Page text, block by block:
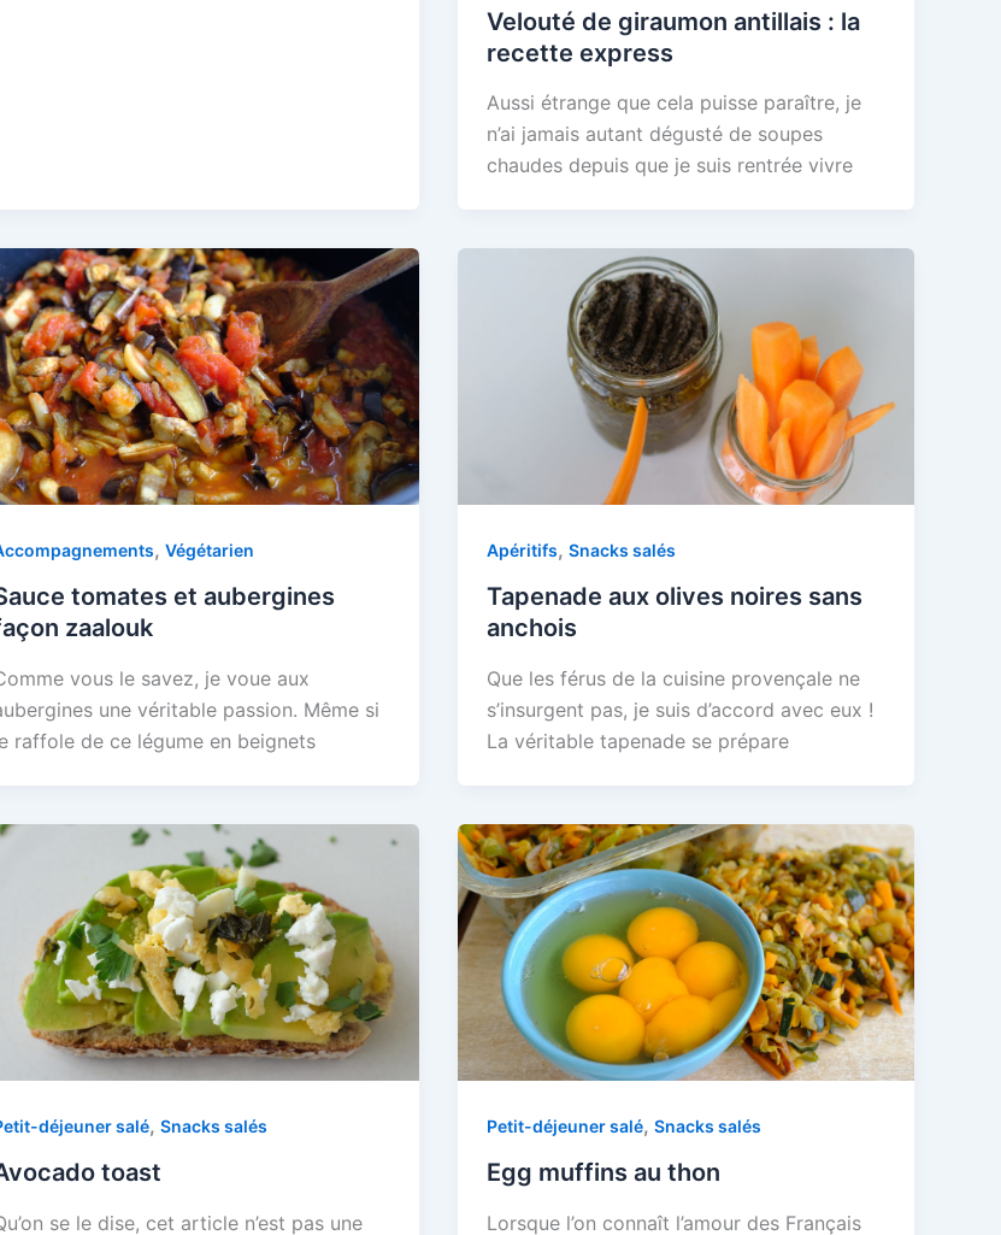
Velouté de giraumon antillais : la
recette express
Aussi étrange que cela puisse paraître, je
n’ai jamais autant dégusté de soupes
chaudes depuis que je suis rentrée vivre
, Végétarien
tomates et aubergines
zaalouk
vous le savez, je voue aux
une véritable passion. Même si
raffole de ce légume en beignets
Apéritifs,Snacks salés
Tapenade aux olives noires sans
anchois
Que les férus de la cuisine provençale ne
s’insurgent pas, je suis d’accord avec eux !
La véritable tapenade se prépare
déjeuner salé, Snacks salés
toast
se le dise, cet article n’est pas une
Petit-déjeuner salé,Snacks salés
Egg muffins au thon
Lorsque l’on connaît l’amour des Français